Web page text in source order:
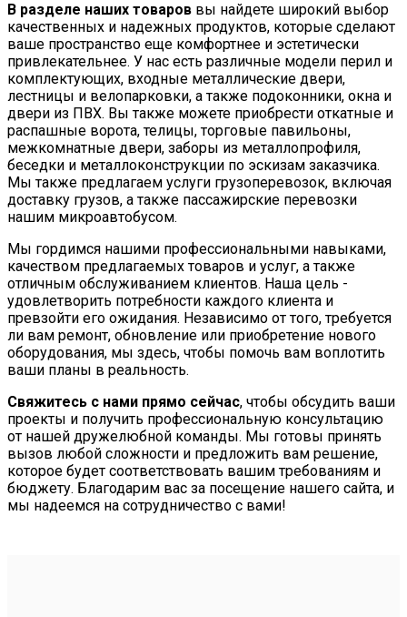
В разделе наших товаров вы найдете широкий выбор
качественных и надежных продуктов, которые сделают
ваше пространство еще комфортнее и эстетически
привлекательнее. У нас есть различные модели перил и
комплектующих, входные металлические двери,
лестницы и велопарковки, а также подоконники, окна и
двери из ПВХ. Вы также можете приобрести откатные и
распашные ворота, телицы, торговые павильоны,
межкомнатные двери, заборы из металлопрофиля,
беседки и металлоконструкции по эскизам заказчика.
Мы также предлагаем услуги грузоперевозок, включая
доставку грузов, а также пассажирские перевозки
нашим микроавтобусом.
Мы гордимся нашими профессиональными навыками,
качеством предлагаемых товаров и услуг, а также
отличным обслуживанием клиентов. Наша цель -
удовлетворить потребности каждого клиента и
превзойти его ожидания. Независимо от того, требуется
ли вам ремонт, обновление или приобретение нового
оборудования, мы здесь, чтобы помочь вам воплотить
ваши планы в реальность.
Свяжитесь с нами прямо сейчас, чтобы обсудить ваши
проекты и получить профессиональную консультацию
от нашей дружелюбной команды. Мы готовы принять
вызов любой сложности и предложить вам решение,
которое будет соответствовать вашим требованиям и
бюджету. Благодарим вас за посещение нашего сайта, и
мы надеемся на сотрудничество с вами!